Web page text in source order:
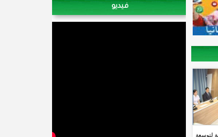
فيديو
لتوسعة